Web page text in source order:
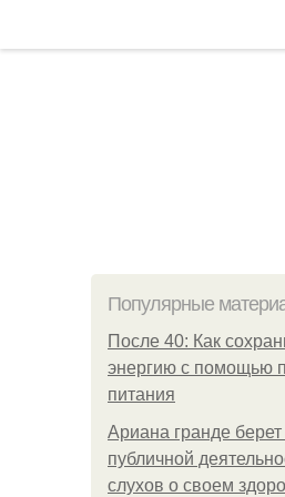
Популярные
После 40: Как
энергию с помощью
питания
Ариана гранде берет
публичной
слухов о своем